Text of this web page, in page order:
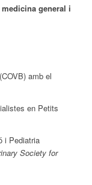
medicina general i
amb el
en Petits
i Pediatria
Society for